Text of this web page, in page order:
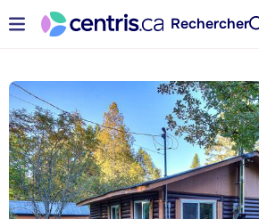
Rechercher